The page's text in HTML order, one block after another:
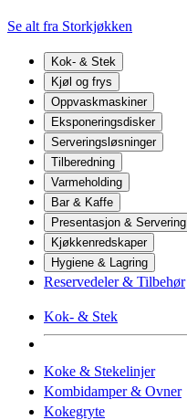
Se alt fra Storkjøkken
Kok- & Stek
Kjøl og frys
Oppvaskmaskiner
Eksponeringsdisker
Serveringsløsninger
Tilberedning
Varmeholding
Bar & Kaffe
Presentasjon & Servering
Kjøkkenredskaper
Hygiene & Lagring
Reservedeler & Tilbehør
Kok- & Stek
Koke & Stekelinjer
Kombidamper & Ovner
Kokegryte